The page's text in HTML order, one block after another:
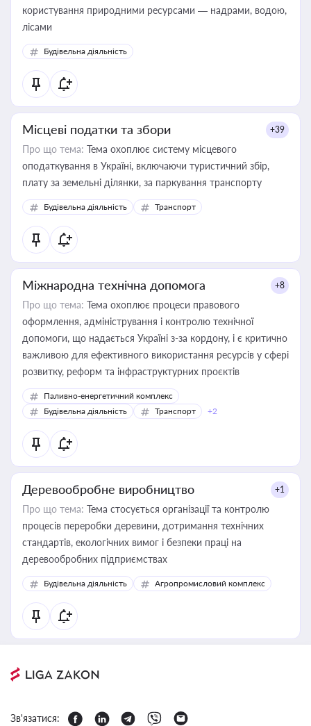
користування природними ресурсами — надрами, водою,
лісами
Будівельна діяльність
Місцеві податки та збори +39
Про що тема: Тема охоплює систему місцевого
оподаткування в Україні, включаючи туристичний збір,
плату за земельні ділянки, за паркування транспорту
Будівельна діяльність Транспорт
Міжнародна технічна допомога +8
Про що тема: Тема охоплює процеси правового
оформлення, адміністрування і контролю технічної
допомоги, що надається Україні з-за кордону, і є критично
важливою для ефективного використання ресурсів у сфері
розвитку, реформ та інфраструктурних проєктів
Паливно-енергетичний комплекс
Будівельна діяльність
Транспорт +2
Деревообробне виробництво +1
Про що тема: Тема стосується організації та контролю
процесів переробки деревини, дотримання технічних
стандартів, екологічних вимог і безпеки праці на
деревообробних підприємствах
Будівельна діяльність Агропромисловий комплекс
Зв'язатися: